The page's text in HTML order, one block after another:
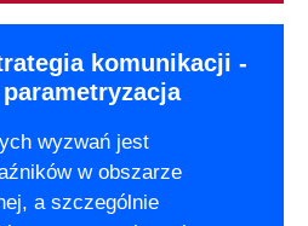
komunikacji -
wyzwań jest
w obszarze
a szczególnie